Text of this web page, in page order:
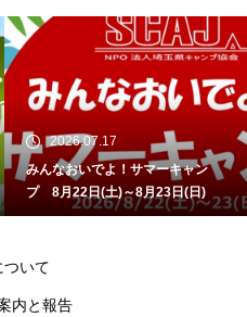
2026.07.17
みんなおいでよ！サマーキャン
プ 8月22日(土)～8月23日(日)
ついて
内と報告